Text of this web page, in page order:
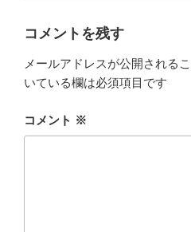
コメントを残す
メールアドレスが公開される
いている欄は必須項目です
コメント ※